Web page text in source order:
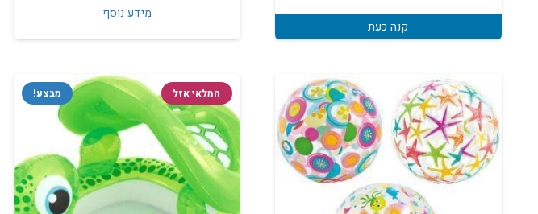
קנה כעת
₪35.
מידע נוסף
מבצע! המלאי אזל